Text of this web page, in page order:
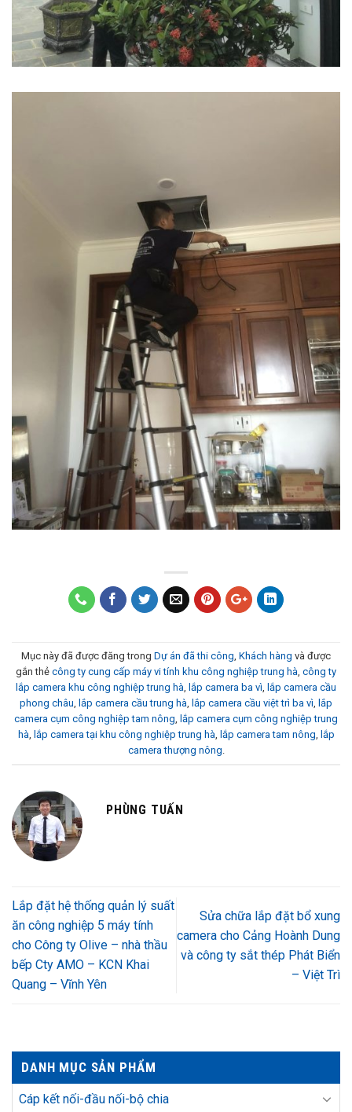
Mục này đã được đăng trong Dự án đã thi công Khách hàng và được
gắn thẻ công ty cung cấp máy vi tính khu công nghiệp trung hà công ty
lắp camera khu công nghiệp trung hà lắp camera ba vì lắp camera cầu
phong châu lắp camera cầu trung hà lắp camera cầu việt trì ba vì lắp
camera cụm công nghiệp tam nông lắp camera cụm công nghiệp trung
hà lắp camera tại khu công nghiệp trung hà lắp camera tam nông lắp
camera thượng nông
PHÙNG TUẤN
Lắp đặt hệ thống quản lý suất
ăn công nghiệp 5 máy tính
cho Công ty Olive – nhà thầu
bếp Cty AMO – KCN Khai
Quang – Vĩnh Yên
Sửa chữa lắp đặt bổ xung
camera cho Cảng Hoành Dung
và công ty sắt thép Phát Biển
– Việt Trì
DANH MỤC SẢN PHẨM
Cáp kết nối-đầu nối-bộ chia